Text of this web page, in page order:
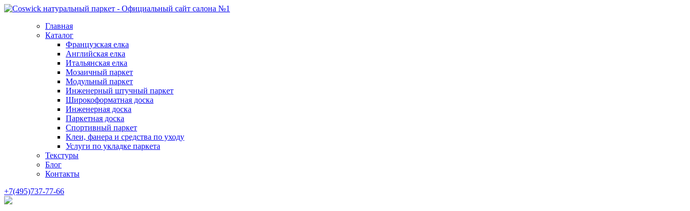
Главная
Каталог
Французская елка
Английская елка
Итальянская елка
Мозаичный паркет
Модульный паркет
Инженерный штучный паркет
Широкоформатная доска
Инженерная доска
Паркетная доска
Спортивный паркет
Клеи, фанера и средства по уходу
Услуги по укладке паркета
Текстуры
Блог
Контакты
+7(495)737-77-66